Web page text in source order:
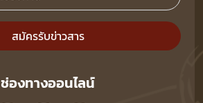
สมัครรับข่าวสาร
ช่องทางออนไลน์